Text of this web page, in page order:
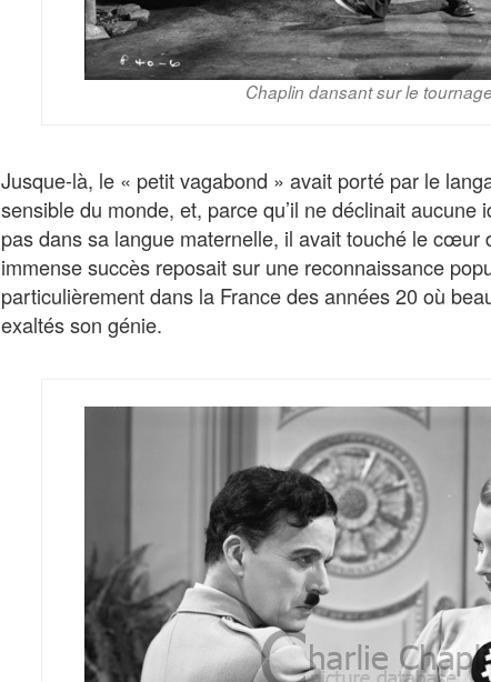
Chaplin dansant sur le
Jusque-là, le « petit vagabond » avait porté par le
sensible du monde, et, parce qu’il ne déclinait aucune
pas dans sa langue maternelle, il avait touché le cœur
immense succès reposait sur une reconnaissance
particulièrement dans la France des années 20 où
exaltés son génie.